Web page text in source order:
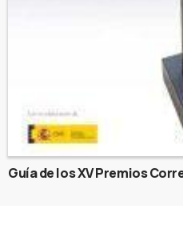
Guía de los XV Premios